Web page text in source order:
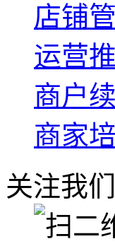
店铺
运营
商户
商家
关注我们